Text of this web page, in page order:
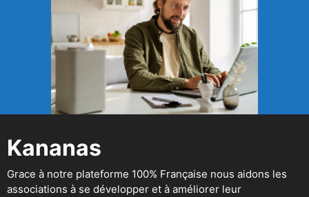
Kananas
Grace à notre plateforme 100% Française nous aidons les
associations à se développer et à améliorer leur